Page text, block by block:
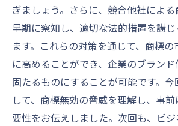
ぎましょう。さらに、競合他社によ
早期に察知し、適切な法的措置を講
ます。これらの対策を通じて、商標
に高めることができ、企業のブラン
固たるものにすることが可能です。
して、商標無効の脅威を理解し、事
要性をお伝えしました。次回も、ビ